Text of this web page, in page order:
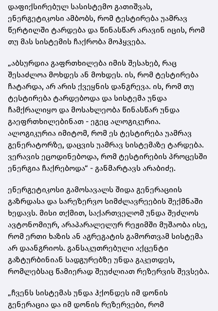
დაფიქსირებულ სასისტემო გათიშვას,
ენერგეტიკოსი ამბობს, რომ ტესტირება უამრავ
წერტილში ტარდება და წინასწარ არავინ იცის, რომ
თუ მას სისტემის ჩაქრობა მოჰყვება.
„აბსურდია გაფრთხილება იმის შესახებ, რაც
შესაძლოა მოხდეს ან მოხდეს. ის, რომ ტესტირება
ჩატარდა, არ არის ქვეყნის დანგრევა. ის, რომ თუ
ტესტირება ტარდებოდა და სისტემა უნდა
ჩამქრალიყო და მოსახლეობა წინასწარ უნდა
გაეფრთხილებინათ - ეგეც ალოგიკურია.
ალოგიკურია იმიტომ, რომ ეს ტესტირება უამრავ
გენერატორზე, დაცვის უამრავ სისტემაზე ტარდება.
ვერავის ეცოდინებოდა, რომ ტესტირების პროცესში
ენერგია ჩაქრებოდა“ - განმარტავს არაბიძე.
ენერგეტიკოსი გამოსავალს შიდა გენერაციის
გაზრდასა და სარეზერვო სიმძლავრეების შექმნაში
ხედავს. მისი თქმით, საქართველომ უნდა შეძლოს
ავტონომიურ, არაპარალელურ რეჟიმში მუშაობა ისე,
რომ ერთი ხაზის ან აგრეგატის გამორთვამ სისტემა
არ დაანგრიოს. განსაკუთრებული აქცენტი
გაზტურბინიან სადგურებზე უნდა გაკეთდეს,
რომლებსაც წამიერად შეუძლიათ რეზერვის შევსება.
„ჩვენს სისტემას უნდა ჰქონდეს იმ დონის
გენერაცია და იმ დონის რეზერვები, რომ